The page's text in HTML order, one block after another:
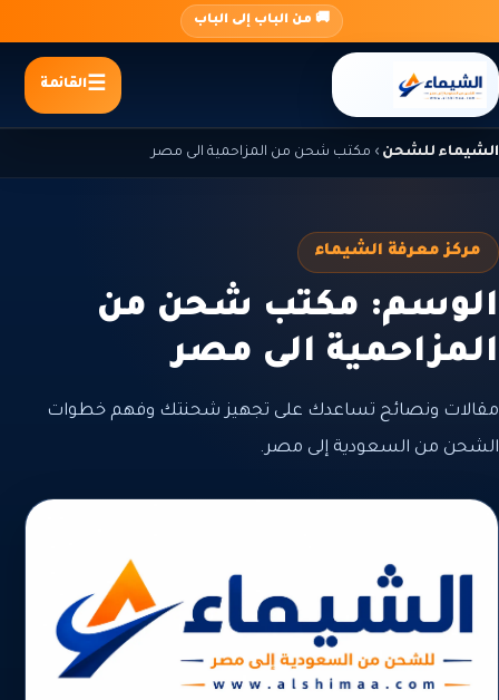
المحتوى
🚚 من الباب إلى الباب
القائمة
الشيماء للشحن › مكتب شحن من المزاحمية الى مصر
مركز معرفة الشيماء
الوسم: مكتب شحن من
المزاحمية الى مصر
مقالات ونصائح تساعدك على تجهيز شحنتك وفهم خطوات
الشحن من السعودية إلى مصر.